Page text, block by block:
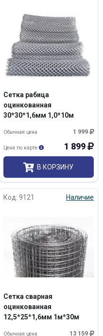
Сетка рабица
оцинкованная
30*30*1,6мм 1,0*10м
1 999
Обычная цена
1 899
Цена по карте
В КОРЗИНУ
Код: 9121 Наличие
Сетка сварная
оцинкованная
12,5*25*1,6мм 1м*30м
13 159
Обычная цена